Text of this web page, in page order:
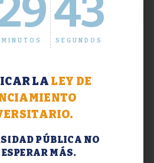
MINUTOS
44
SEGUNDOS
LA LEY DE
PÚBLICA NO
ESPERAR MÁS.